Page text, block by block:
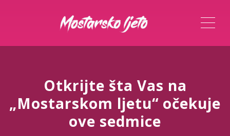
Otkrijte šta Vas na
„Mostarskom ljetu“ očekuje
ove sedmice